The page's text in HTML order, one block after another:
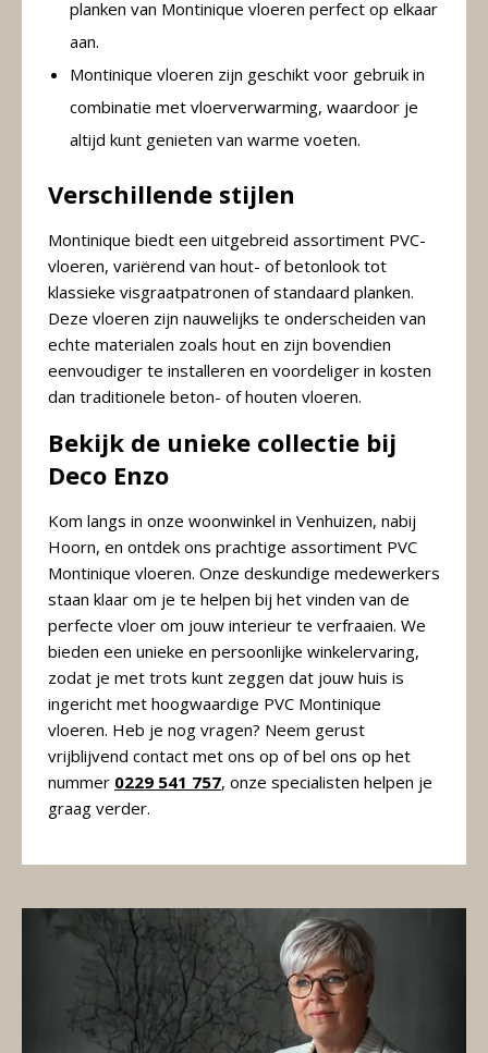
planken van Montinique vloeren perfect op elkaar
aan.
Montinique vloeren zijn geschikt voor gebruik in
combinatie met vloerverwarming, waardoor je
altijd kunt genieten van warme voeten.
Verschillende stijlen
Montinique biedt een uitgebreid assortiment PVC-
vloeren, variërend van hout- of betonlook tot
klassieke visgraatpatronen of standaard planken.
Deze vloeren zijn nauwelijks te onderscheiden van
echte materialen zoals hout en zijn bovendien
eenvoudiger te installeren en voordeliger in kosten
dan traditionele beton- of houten vloeren.
Bekijk de unieke collectie bij
Deco Enzo
Kom langs in onze woonwinkel in Venhuizen, nabij
Hoorn, en ontdek ons prachtige assortiment PVC
Montinique vloeren. Onze deskundige medewerkers
staan klaar om je te helpen bij het vinden van de
perfecte vloer om jouw interieur te verfraaien. We
bieden een unieke en persoonlijke winkelervaring,
zodat je met trots kunt zeggen dat jouw huis is
ingericht met hoogwaardige PVC Montinique
vloeren. Heb je nog vragen? Neem gerust
vrijblijvend contact met ons op of bel ons op het
nummer 0229 541 757, onze specialisten helpen je
graag verder.